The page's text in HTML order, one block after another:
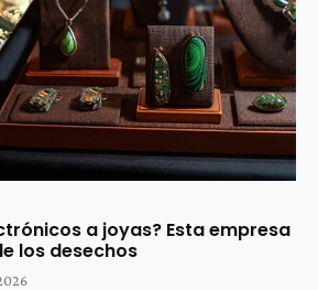
a joyas? Esta empresa
los desechos